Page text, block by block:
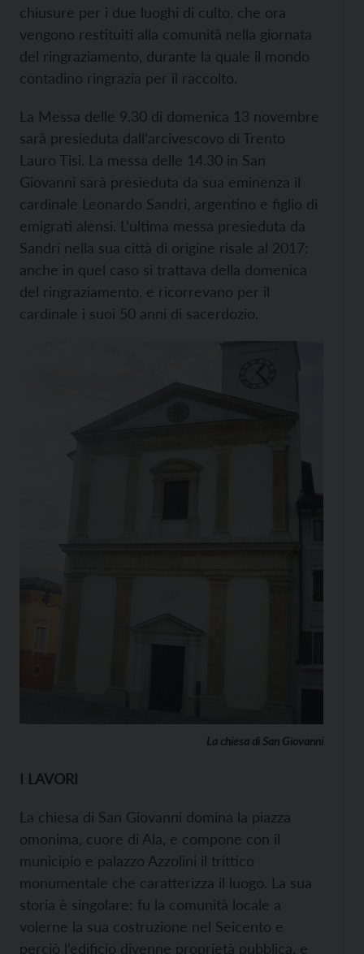
chiusure per i due luoghi di culto, che ora
vengono restituiti alla comunità nella giornata
del ringraziamento, durante la quale il mondo
contadino ringrazia per il raccolto.
La Messa delle 9.30 di domenica 13 novembre
sarà presieduta dall’arcivescovo di Trento
Lauro Tisi. La messa delle 14.30 in San
Giovanni sarà presieduta da sua eminenza il
cardinale Leonardo Sandri, argentino e figlio di
emigrati alensi. L’ultima messa presieduta da
Sandri nella sua città di origine risale al 2017:
anche in quel caso si trattava della domenica
del ringraziamento, e ricorrevano per il
cardinale i suoi 50 anni di sacerdozio.
La chiesa di San Giovanni
I LAVORI
La chiesa di San Giovanni domina la piazza
omonima, cuore di Ala, e compone con il
municipio e palazzo Azzolini il trittico
monumentale che caratterizza il luogo. La sua
storia è singolare: fu la comunità locale a
volerne la sua costruzione nel Seicento e
perciò l’edificio divenne proprietà pubblica, e